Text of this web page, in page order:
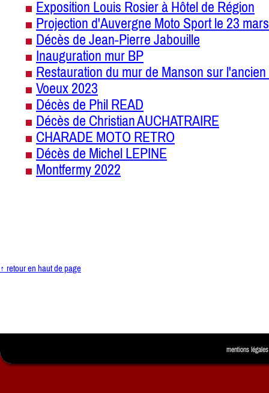
Exposition Louis Rosier à Hôtel de Région
Projection d'Auvergne Moto Sport le 23 mars
Décès de Jean-Pierre Jabouille
Inauguration mur BP
Restauration du mur de Manson sur
Voeux 2023
Décès de Phil READ
Décès de Christian AUCHATRAIRE
CHARADE MOTO RETRO
Décès de Michel LEPINE
Montfermy 2022
↑ retour en haut de page
mentions légales